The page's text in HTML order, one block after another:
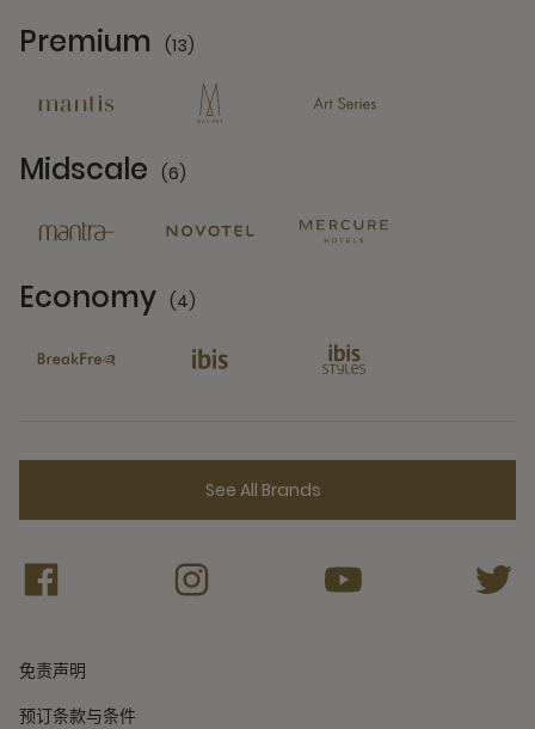
Premium (13)
Midscale (6)
Economy (4)
See All Brands
免责声明
预订条款与条件